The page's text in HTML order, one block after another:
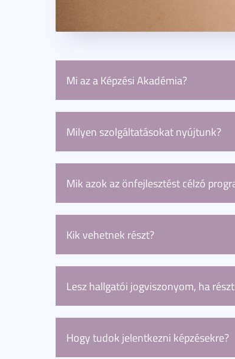
Mi az a Képzési Akadémia?
Az Szegedi Tudományegyetem
felnőttképzés keretében valósulnak
képzés.
Milyen szolgáltatásokat nyújtunk?
A Képzési Akadémia kínálatában
Mik azok az önfejlesztést célzó
Ha magánszemélyként keres meg
Kik vehetnek részt?
Képzésenként változó a
Lesz hallgatói jogviszonyom, ha
A felnőttképzés keretében
képzésen résztvevők számára
Hogy tudok jelentkezni képzésekre?